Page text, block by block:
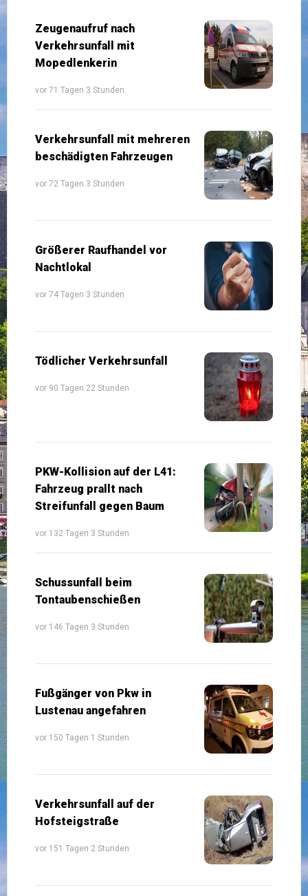
Zeugenaufruf nach
Verkehrsunfall mit
Mopedlenkerin
vor 71 Tagen 3 Stunden
Verkehrsunfall mit mehreren
beschädigten Fahrzeugen
vor 72 Tagen 3 Stunden
Größerer Raufhandel vor
Nachtlokal
vor 74 Tagen 3 Stunden
Tödlicher Verkehrsunfall
vor 90 Tagen 22 Stunden
PKW-Kollision auf der L41:
Fahrzeug prallt nach
Streifunfall gegen Baum
vor 132 Tagen 3 Stunden
Schussunfall beim
Tontaubenschießen
vor 146 Tagen 3 Stunden
Fußgänger von Pkw in
Lustenau angefahren
vor 150 Tagen 1 Stunden
Verkehrsunfall auf der
Hofsteigstraße
vor 151 Tagen 2 Stunden